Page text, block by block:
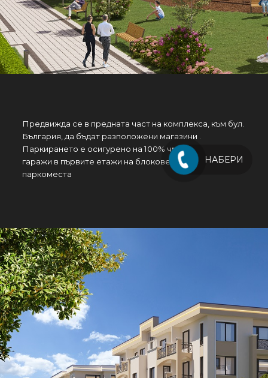
Предвижда се в предната част на комплекса, към бул.
България, да бъдат разположени магазини .
Паркирането е осигурено на 100% чрез надземни
гаражи в първите етажи на блоковете и надземни
паркоместа
НАБЕРИ